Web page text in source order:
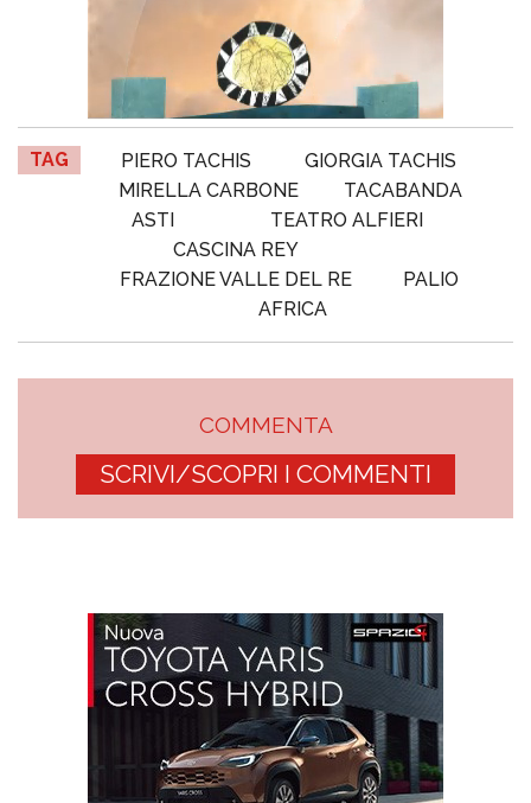
TAG PIERO TACHIS
GIORGIA TACHIS
MIRELLA CARBONE
TACABANDA
ASTI
TEATRO ALFIERI
CASCINA REY
FRAZIONE VALLE DEL RE
PALIO
AFRICA
COMMENTA
SCRIVI/SCOPRI I COMMENTI